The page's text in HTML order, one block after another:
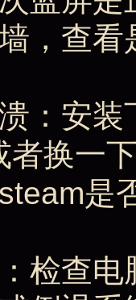
，查
：安
者换一
是
检查